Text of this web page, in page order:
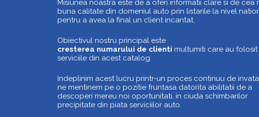
Misiunea noastra este de a oferi informatii clare si de cea
buna calitate din domeniul auto prin listarile la nivel
pentru a avea la final un client incantat.
Obiectivul nostru principal este
cresterea numarului de clienti multumiti care au folosit
serviciile din acest catalog.
Indeplinim acest lucru printr-un proces continuu de
ne mentinem pe o pozitie fruntasa datorita abilitatii de a
descoperi mereu noi oportunitati, in ciuda schimbarilor
precipitate din piata serviciilor auto.